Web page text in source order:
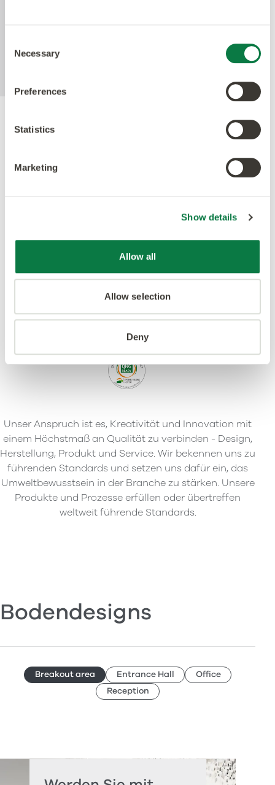
Selection
Necessary
Preferences
Statistics
Marketing
Show details
Allow all
Allow selection
Deny
Bakterien innerhalb von 24 Stunden um mehr als
Unser Anspruch ist es, Kreativität und Innovation mit
einem Höchstmaß an Qualität zu verbinden - Design,
Herstellung, Produkt und Service. Wir bekennen uns zu
führenden Standards und setzen uns dafür ein, das
Umweltbewusstsein in der Branche zu stärken. Unsere
Produkte und Prozesse erfüllen oder übertreffen
weltweit führende Standards.
Bodendesigns
Breakout area Entrance Hall
Office
Reception